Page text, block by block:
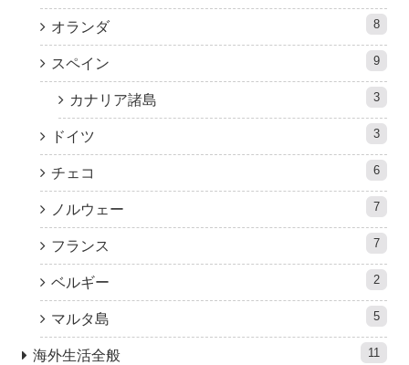
オランダ 8
スペイン 9
カナリア諸島 3
ドイツ 3
チェコ 6
ノルウェー 7
フランス 7
ベルギー 2
マルタ島 5
海外生活全般 11